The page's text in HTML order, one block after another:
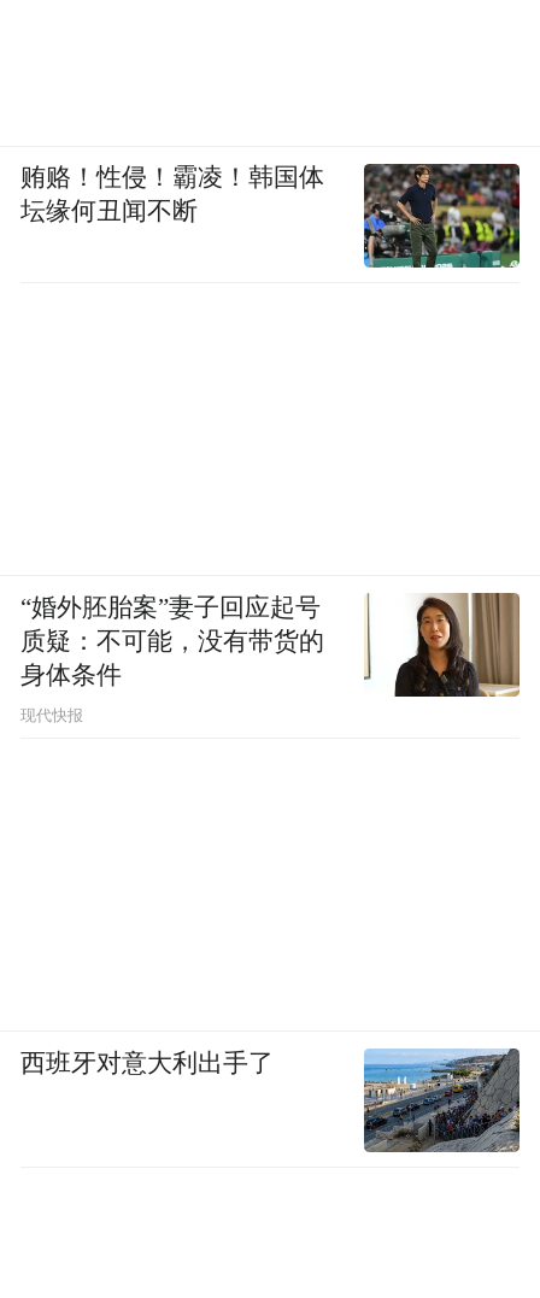
贿赂！性侵！霸凌！韩国体
坛缘何丑闻不断
“婚外胚胎案”妻子回应起号
质疑：不可能，没有带货的
身体条件
现代快报
西班牙对意大利出手了